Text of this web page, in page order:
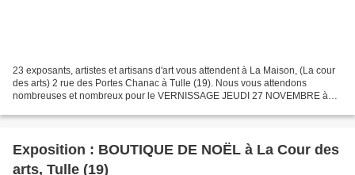
23 exposants, artistes et artisans d'art vous attendent à La Maison, (La cour
des arts) 2 rue des Portes Chanac à Tulle (19). Nous vous attendons
nombreuses et nombreux pour le VERNISSAGE JEUDI 27 NOVEMBRE à
Exposition : BOUTIQUE DE NOËL à La Cour des
arts, Tulle (19)